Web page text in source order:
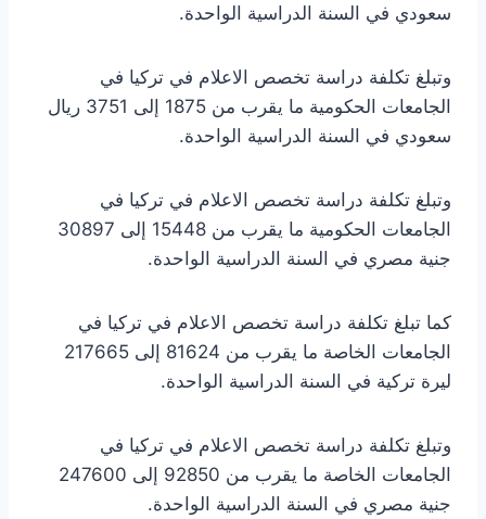
سعودي في السنة الدراسية الواحدة.
وتبلغ تكلفة دراسة تخصص الاعلام في تركيا في
الجامعات الحكومية ما يقرب من 1875 إلى 3751 ريال
سعودي في السنة الدراسية الواحدة.
وتبلغ تكلفة دراسة تخصص الاعلام في تركيا في
الجامعات الحكومية ما يقرب من 15448 إلى 30897
جنية مصري في السنة الدراسية الواحدة.
كما تبلغ تكلفة دراسة تخصص الاعلام في تركيا في
الجامعات الخاصة ما يقرب من 81624 إلى 217665
ليرة تركية في السنة الدراسية الواحدة.
وتبلغ تكلفة دراسة تخصص الاعلام في تركيا في
الجامعات الخاصة ما يقرب من 92850 إلى 247600
جنية مصري في السنة الدراسية الواحدة.